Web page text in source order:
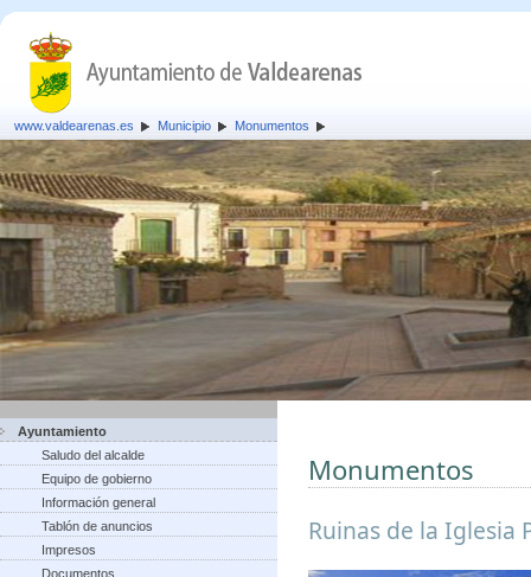
www.valdearenas.es Municipio Monumentos
Ayuntamiento
Saludo del alcalde
Equipo de gobierno
Información general
Tablón de anuncios
Impresos
Documentos
Monumentos
Ruinas de la